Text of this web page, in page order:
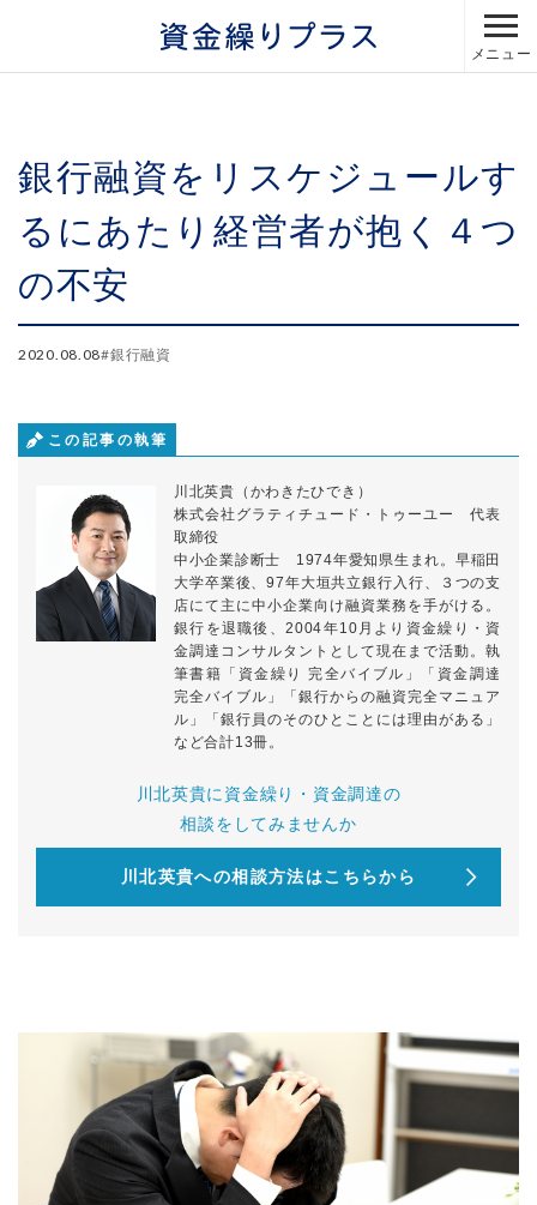
メニュー
銀行融資をリスケジュールす
るにあたり経営者が抱く４つ
の不安
2020.08.08#銀行融資
この記事の執筆
川北英貴（かわきたひでき）
株式会社グラティチュード・トゥーユー 代表
取締役
中小企業診断士 1974年愛知県生まれ。早稲田
大学卒業後、97年大垣共立銀行入行、３つの支
店にて主に中小企業向け融資業務を手がける。
銀行を退職後、2004年10月より資金繰り・資
金調達コンサルタントとして現在まで活動。執
筆書籍「資金繰り 完全バイブル」「資金調達
完全バイブル」「銀行からの融資完全マニュア
ル」「銀行員のそのひとことには理由がある」
など合計13冊。
川北英貴に資金繰り・資金調達の
相談をしてみませんか
川北英貴への相談方法はこちらから